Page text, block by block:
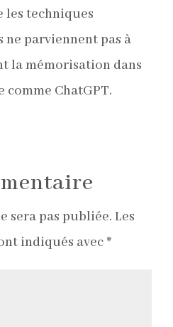
les techniques
ne parviennent pas à
la mémorisation dans
comme ChatGPT.
sera pas publiée. Les
indiqués avec *